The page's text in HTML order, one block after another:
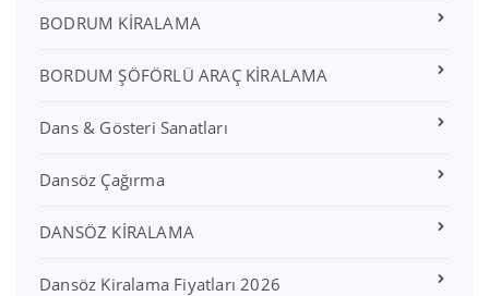
BODRUM KİRALAMA
BORDUM ŞÖFÖRLÜ ARAÇ KİRALAMA
Dans & Gösteri Sanatları
Dansöz Çağırma
DANSÖZ KİRALAMA
Dansöz Kiralama Fiyatları 2026